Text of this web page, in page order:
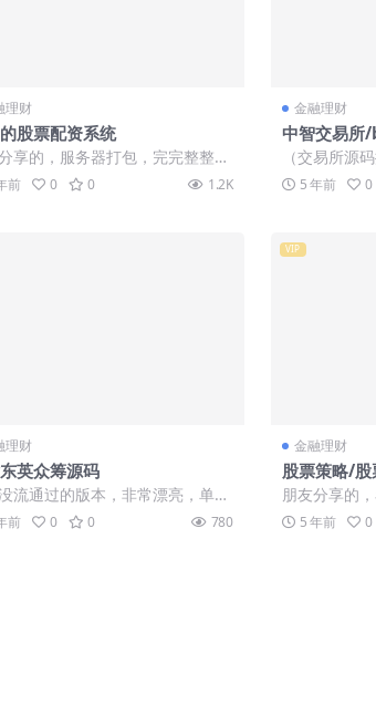
理财
股票配资系统
享的，服务器打包，完完整整一
都不缺。东西如下图:
前 0 0 1.2K
金融理财
中智交易所
细说明
（交易所源
401713，最
本，看...
5 年前 0
理财
英众筹源码
流通过的版本，非常漂亮，单独
站，高端大气上档次的东西，大
看下...
前 0 0 780
VIP
金融理财
股票策略/
朋友分享的
卖5000，而
本，短信已
5 年前 0